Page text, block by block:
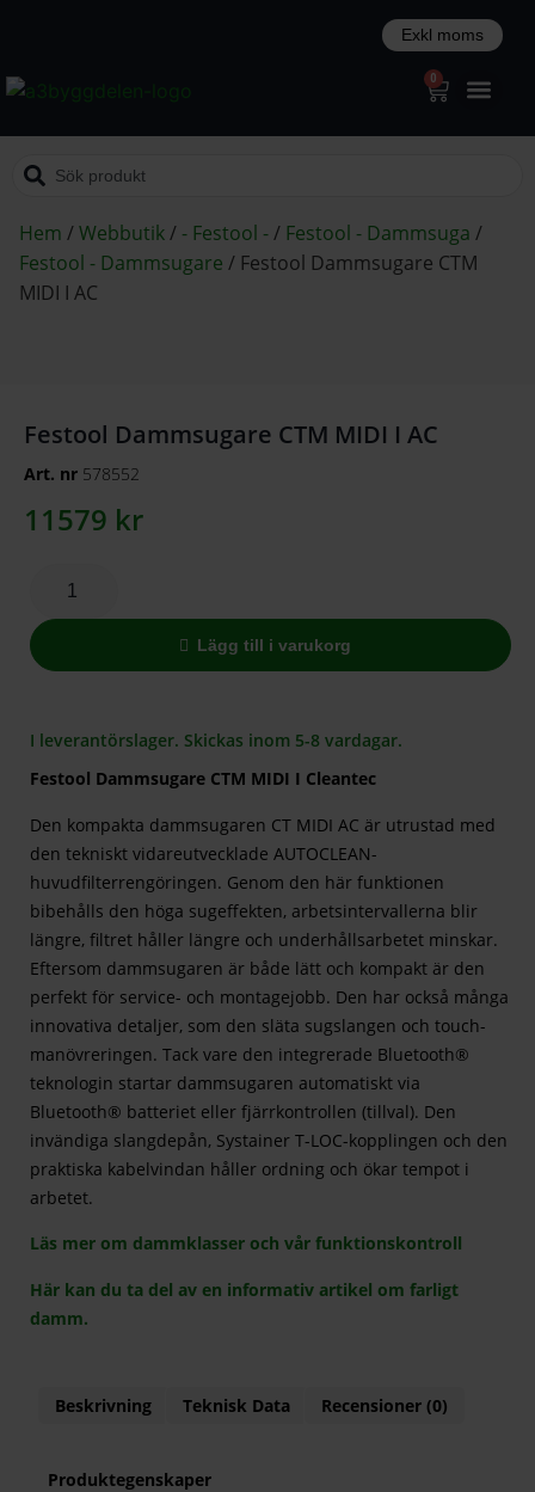
0
Hem /Webbutik/ - Festool -/ Festool - Dammsuga /
Festool - Dammsugare / Festool Dammsugare CTM
MIDI I AC
Festool Dammsugare CTM MIDI I AC
Art. nr 578552
11579 kr
Lägg till i varukorg
I leverantörslager. Skickas inom 5-8 vardagar.
Festool Dammsugare CTM MIDI I Cleantec
Den kompakta dammsugaren CT MIDI AC är utrustad med
den tekniskt vidareutvecklade AUTOCLEAN-
huvudfilterrengöringen. Genom den här funktionen
bibehålls den höga sugeffekten, arbetsintervallerna blir
längre, filtret håller längre och underhållsarbetet minskar.
Eftersom dammsugaren är både lätt och kompakt är den
perfekt för service- och montagejobb. Den har också många
innovativa detaljer, som den släta sugslangen och touch-
manövreringen. Tack vare den integrerade Bluetooth®
teknologin startar dammsugaren automatiskt via
Bluetooth® batteriet eller fjärrkontrollen (tillval). Den
invändiga slangdepån, Systainer T-LOC-kopplingen och den
praktiska kabelvindan håller ordning och ökar tempot i
arbetet.
Läs mer om dammklasser och vår funktionskontroll
Här kan du ta del av en informativ artikel om farligt
damm.
Beskrivning Teknisk Data Recensioner (0)
Produktegenskaper